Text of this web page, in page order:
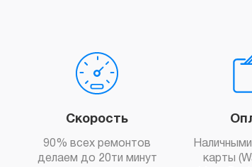
Скорость
90% всех ремонтов
делаем до 20ти минут
карты